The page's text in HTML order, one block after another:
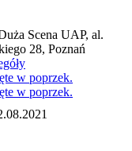
Scena UAP, al.
28, Poznań